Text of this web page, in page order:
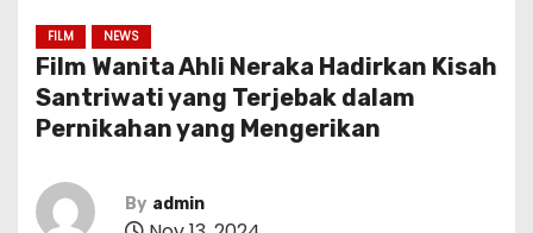
FILM NEWS
Film Wanita Ahli Neraka Hadirkan Kisah
Santriwati yang Terjebak dalam
Pernikahan yang Mengerikan
By admin